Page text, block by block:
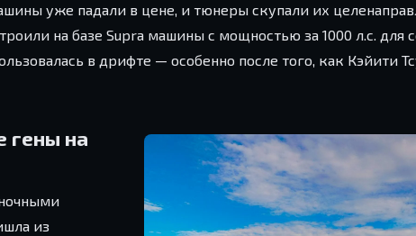
уже падали в цене, и тюнеры скупали их
на базе Supra машины с мощностью за 1000 л.с. для
в дрифте — особенно после того, как Кэйити
гены на
из